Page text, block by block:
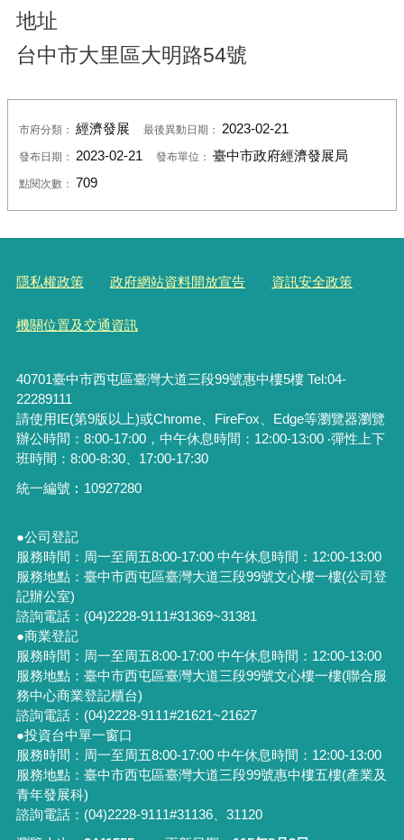
地址
台中市大里區大明路54號
市府分類： 經濟發展 最後異動日期： 2023-02-21
發布日期： 2023-02-21 發布單位： 臺中市政府經濟發展局
點閱次數： 709
隱私權政策 政府網站資料開放宣告 資訊安全政策
機關位置及交通資訊
40701臺中市西屯區臺灣大道三段99號惠中樓5樓 Tel:04-
22289111
請使用IE(第9版以上)或Chrome、FireFox、Edge等瀏覽器瀏覽
辦公時間：8:00-17:00，中午休息時間：12:00-13:00 ‧彈性上下
班時間：8:00-8:30、17:00-17:30
統一編號︰ 10927280
●公司登記
服務時間：周一至周五8:00-17:00 中午休息時間：12:00-13:00
服務地點：臺中市西屯區臺灣大道三段99號文心樓一樓(公司登
記辦公室)
諮詢電話：(04)2228-9111#31369~31381
●商業登記
服務時間：周一至周五8:00-17:00 中午休息時間：12:00-13:00
服務地點：臺中市西屯區臺灣大道三段99號文心樓一樓(聯合服
務中心商業登記櫃台)
諮詢電話：(04)2228-9111#21621~21627
●投資台中單一窗口
服務時間：周一至周五8:00-17:00 中午休息時間：12:00-13:00
服務地點：臺中市西屯區臺灣大道三段99號惠中樓五樓(產業及
青年發展科)
諮詢電話：(04)2228-9111#31136、31120